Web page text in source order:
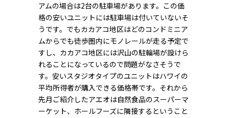
アムの場合は2台の駐車場があります。この価
格の安いユニットには駐車場は付いていないそ
うです。でもカカアコ地区はどのコンドミニア
ムからでも徒歩圏内にモノレールが走る予定で
すし、カカアコ地区には沢山の駐輪場が設けら
れることになっているので問題がなさそうで
す。安いスタジオタイプのユニットはハワイの
平均所得者が購入できる価格帯です。それから
先月ご紹介したアエオは自然食品のスーパーマ
ーケット、ホールフーズに隣接するということ